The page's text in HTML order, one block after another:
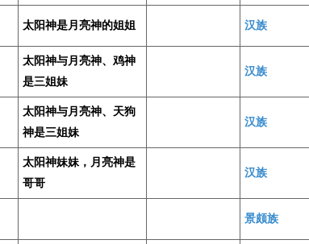
太阳神是月亮神的姐姐 汉族
太阳神与月亮神、鸡神
是三姐妹
汉族
太阳神与月亮神、天狗
神是三姐妹
汉族
太阳神妹妹，月亮神是
哥哥
汉族
景颇族